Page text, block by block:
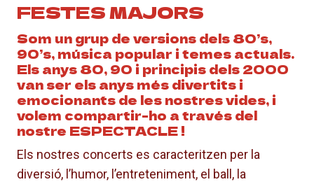
FESTES MAJORS
Som un grup de versions dels 80’s,
90’s, música popular i temes actuals.
Els anys 80, 90 i principis dels 2000
van ser els anys més divertits i
emocionants de les nostres vides, i
volem compartir-ho a través del
nostre ESPECTACLE !
Els nostres concerts es caracteritzen per la
diversió, l’humor, l’entreteniment, el ball, la